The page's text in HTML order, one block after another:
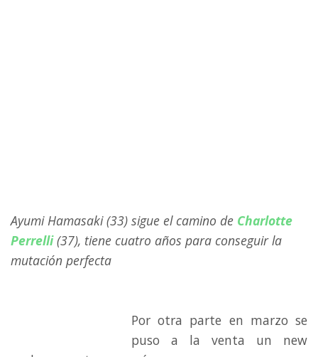
Ayumi Hamasaki (33) sigue el camino de Charlotte
Perrelli(37), tiene cuatro años para conseguir la
mutación perfecta
Por otra parte en marzo se
puso a la venta un new